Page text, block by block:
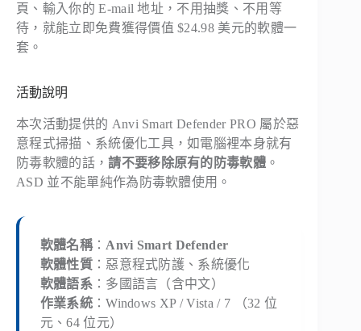
頁、輸入你的 E-mail 地址，不用抽獎、不用等
待，就能立即免費獲得價值 $24.98 美元的軟體一
套。
活動說明
本次活動提供的 Anvi Smart Defender PRO 屬於惡
意程式掃描、系統優化工具，如電腦裡本身就有
防毒軟體的話，請不要移除原有的防毒軟體 。
ASD 並不能單純作為防毒軟體使用。
軟體名稱： Anvi Smart Defender
軟體性質：惡意程式防護、系統優化
軟體語系：多國語言（含中文）
作業系統：Windows XP / Vista / 7 （32 位
元、64 位元）